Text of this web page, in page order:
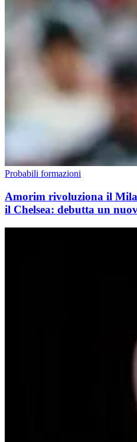
Probabili formazioni
Amorim rivoluziona il
il Chelsea: debutta un